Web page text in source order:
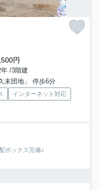
円
/3階建
末団地」 停歩6分
インターネット対応
ボックス完備♪